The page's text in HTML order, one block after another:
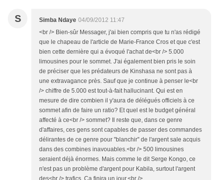
S Simba Ndaye 04/09/2012 11:47
<br /> Bien-sûr Messager, j'ai bien compris que tu n'as rédigé
que le chapeau de l'article de Marie-France Cros et que c'est
bien cette dernière qui a évoqué l'achat de<br /> 5.000
limousines pour le sommet. J'ai également bien pris le soin
de préciser que les prédateurs de Kinshasa ne sont pas à
une extravagance près. Sauf que je continue à penser le<br
/> chiffre de 5.000 est tout-à-fait hallucinant. Qui est en
mesure de dire combien il y'aura de délégués officiels à ce
sommet afin de faire un ratio? Et quel est le budget général
affecté à ce<br /> sommet? Il reste que, dans ce genre
d'affaires, ces gens sont capables de passer des commandes
délirantes de ce genre pour ''blanchir'' de l'argent sale acquis
dans des combines inavouables.<br /> 500 limousines
seraient déjà énormes. Mais comme le dit Serge Kongo, ce
n'est pas un problème d'argent pour Kabila, surtout l'argent
des<br /> trafics. Ca finira un jour.<br />